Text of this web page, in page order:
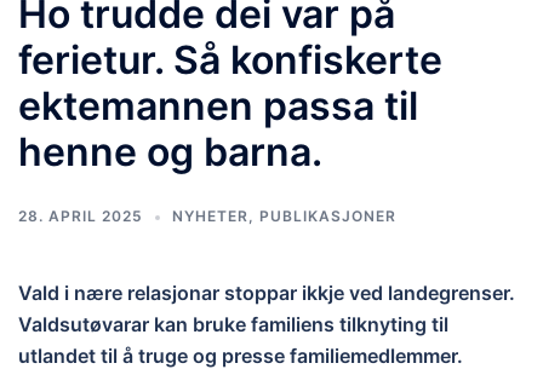
Ho trudde dei var på
ferietur. Så konfiskerte
ektemannen passa til
henne og barna.
28. APRIL 2025 NYHETER, PUBLIKASJONER
Vald i nære relasjonar stoppar ikkje ved landegrenser.
Valdsutøvarar kan bruke familiens tilknyting til
utlandet til å truge og presse familiemedlemmer.